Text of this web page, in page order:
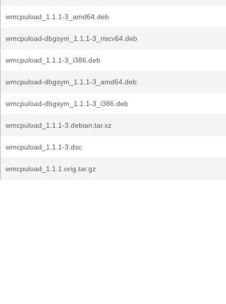
wmcpuload_1.1.1-3_amd64.deb
wmcpuload-dbgsym_1.1.1-3_riscv64.deb
wmcpuload_1.1.1-3_i386.deb
wmcpuload-dbgsym_1.1.1-3_amd64.deb
wmcpuload-dbgsym_1.1.1-3_i386.deb
wmcpuload_1.1.1-3.debian.tar.xz
wmcpuload_1.1.1-3.dsc
wmcpuload_1.1.1.orig.tar.gz